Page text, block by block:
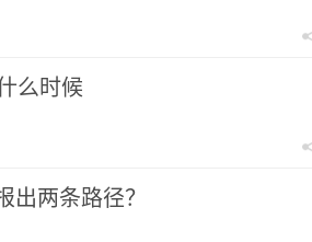
么时候
出两条路径？